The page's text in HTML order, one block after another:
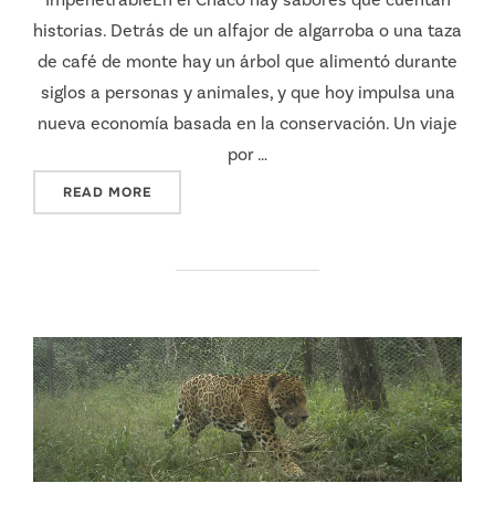
historias. Detrás de un alfajor de algarroba o una taza
de café de monte hay un árbol que alimentó durante
siglos a personas y animales, y que hoy impulsa una
nueva economía basada en la conservación. Un viaje
por …
READ MORE